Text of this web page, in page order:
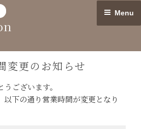
Menu
変更のお知らせ
ございます。
以下の通り営業時間が変更となり